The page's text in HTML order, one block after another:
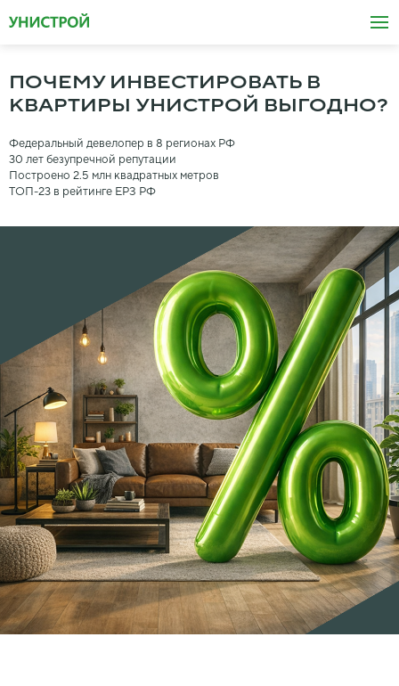
ПОЧЕМУИНВЕСТИРОВАТЬ В
КВАРТИРЫ УНИСТРОЙ ВЫГОДНО?
Федеральный девелопер в 8 регионах РФ
30 лет безупречной репутации
Построено 2.5 млн квадратных метров
ТОП-23 в рейтинге ЕРЗ РФ